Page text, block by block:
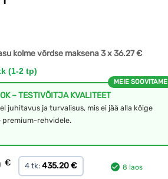
kolme võrdse maksena 3 x36.27€
(1-2 tp)
MEIE SOOVITAME
– TESTIVÕITJA KVALITEET
juhitavus ja turvalisus, mis ei jää alla kõige
premium-rehvidele.
€ 4 tk:435.20 € 8 laos